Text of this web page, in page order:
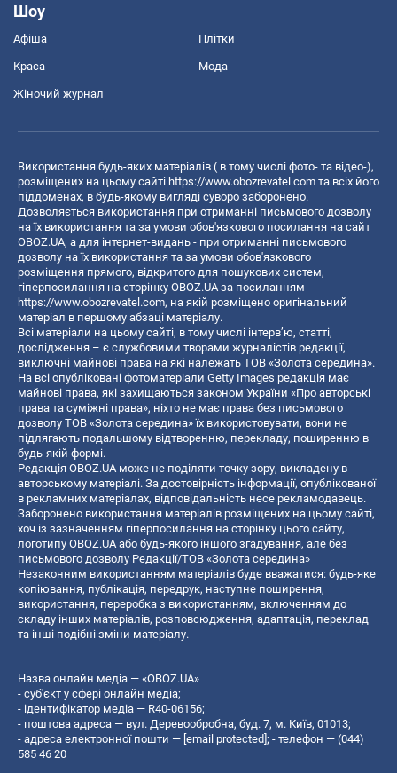
Шоу
Афіша Плітки
Краса Мода
Жіночий журнал
Використання будь-яких матеріалів ( в тому числі фото- та відео-),
розміщених на цьому сайті https://www.obozrevatel.com та всіх його
піддоменах, в будь-якому вигляді суворо заборонено.
Дозволяється використання при отриманні письмового дозволу
на їх використання та за умови обов'язкового посилання на сайт
OBOZ.UA, а для інтернет-видань - при отриманні письмового
дозволу на їх використання та за умови обов'язкового
розміщення прямого, відкритого для пошукових систем,
гіперпосилання на сторінку OBOZ.UA за посиланням
https://www.obozrevatel.com, на якій розміщено оригінальний
матеріал в першому абзаці матеріалу.
Всі матеріали на цьому сайті, в тому числі інтерв’ю, статті,
дослідження – є службовими творами журналістів редакції,
виключні майнові права на які належать ТОВ «Золота середина».
На всі опубліковані фотоматеріали Getty Images редакція має
майнові права, які захищаються законом України «Про авторські
права та суміжні права», ніхто не має права без письмового
дозволу ТОВ «Золота середина» їх використовувати, вони не
підлягають подальшому відтворенню, перекладу, поширенню в
будь-якій формі.
Редакція OBOZ.UA може не поділяти точку зору, викладену в
авторському матеріалі. За достовірність інформації, опублікованої
в рекламних матеріалах, відповідальність несе рекламодавець.
Заборонено використання матеріалів розміщених на цьому сайті,
хоч із зазначенням гіперпосилання на сторінку цього сайту,
логотипу OBOZ.UA або будь-якого іншого згадування, але без
письмового дозволу Редакції/ТОВ «Золота середина»
Незаконним використанням матеріалів буде вважатися: будь-яке
копiювання, публiкацiя, передрук, наступне поширення,
використання, переробка з використанням, включенням до
складу інших матеріалів, розповсюдження, адаптація, переклад
та інші подібні зміни матеріалу.
Назва онлайн медіа — «OBOZ.UA»
- суб'єкт у сфері онлайн медіа;
- ідентифікатор медіа — R40-06156;
- поштова адреса — вул. Деревообробна, буд. 7, м. Київ, 01013;
- адреса електронної пошти — [email protected]; - телефон — (044)
585 46 20